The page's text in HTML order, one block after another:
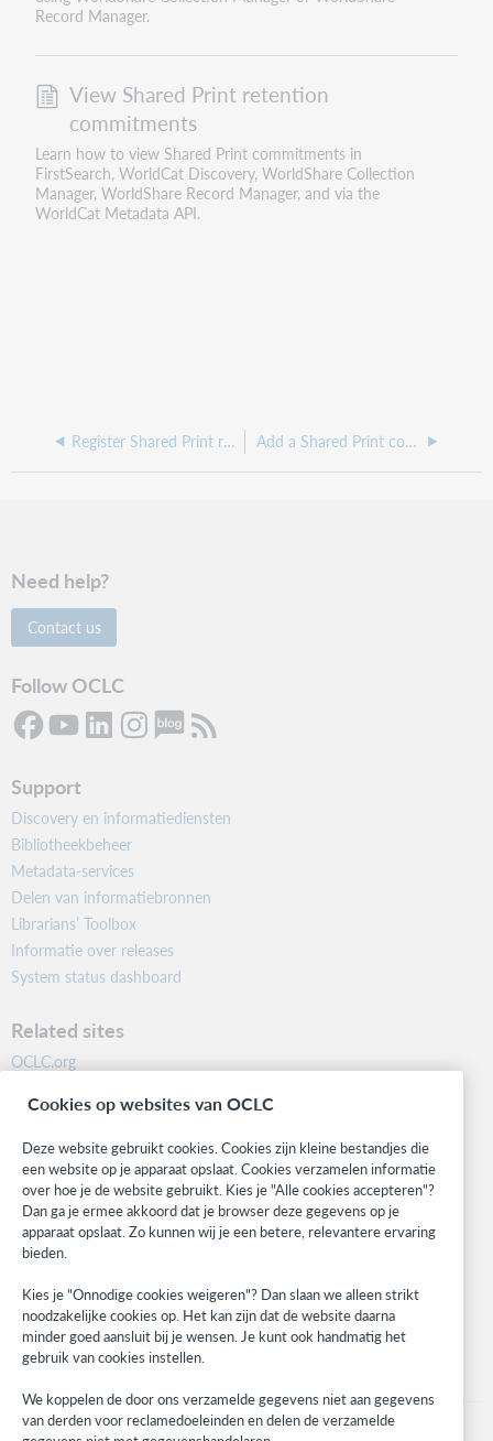
Record Manager.
View Shared Print retention
commitments
Learn how to view Shared Print commitments in
FirstSearch, WorldCat Discovery, WorldShare Collection
Manager, WorldShare Record Manager, and via the
WorldCat Metadata API.
Register Shared Print retention commitments with MARC processing Add a Shared Print commitment to a LHR
Need help?
Contact us
Follow OCLC
Support
Discovery en informatiediensten
Bibliotheekbeheer
Metadata-services
Delen van informatiebronnen
Librarians’ Toolbox
Informatie over releases
System status dashboard
Related sites
OCLC.org
Community
Research
WebJunction
Developer Network
Stay in the know.
Get the latest product updates, research, events, and much more—
right to your inbox.
Subscribe now
Cookies op websites van OCLC
Deze website gebruikt cookies. Cookies zijn kleine bestandjes die
een website op je apparaat opslaat. Cookies verzamelen informatie
over hoe je de website gebruikt. Kies je "Alle cookies accepteren"?
Dan ga je ermee akkoord dat je browser deze gegevens op je
apparaat opslaat. Zo kunnen wij je een betere, relevantere ervaring
bieden.
Kies je "Onnodige cookies weigeren"? Dan slaan we alleen strikt
noodzakelijke cookies op. Het kan zijn dat de website daarna
minder goed aansluit bij je wensen. Je kunt ook handmatig het
gebruik van cookies instellen.
We koppelen de door ons verzamelde gegevens niet aan gegevens
van derden voor reclamedoeleinden en delen de verzamelde